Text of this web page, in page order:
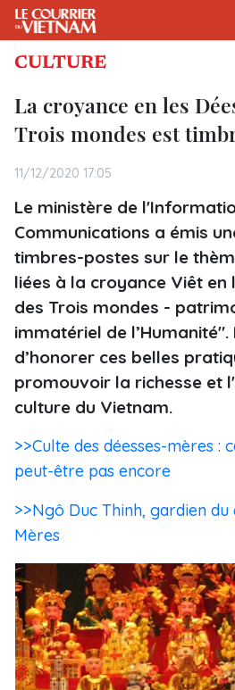
CULTURE
La croyance en les
Trois mondes est
11/12/2020 17:05
Le ministère de
Communications a émis
timbres-postes sur le
liées à la croyance Viêt en
des Trois mondes -
immatériel de l’Humanité".
d’honorer ces belles
promouvoir la richesse et
culture du Vietnam.
>>Culte des déesses-mères :
peut-être pas encore
>>Ngô Duc Thinh, gardien du
Mères